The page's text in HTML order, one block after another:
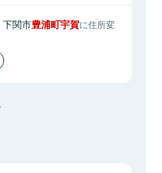
下関市豊浦町宇賀に住所変